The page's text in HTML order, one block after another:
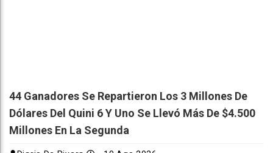
44 Ganadores Se Repartieron Los 3 Millones De
Dólares Del Quini 6 Y Uno Se Llevó Más De $4.500
Millones En La Segunda